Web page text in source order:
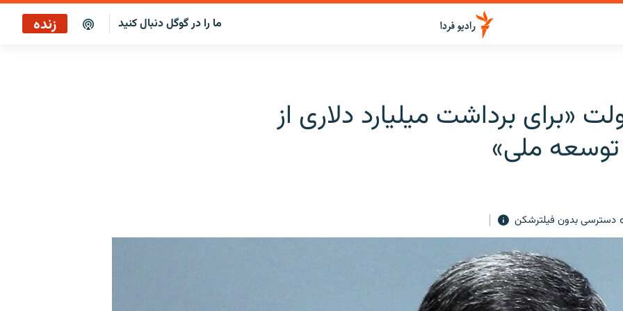
ما را در گوگل دنبال کنید زنده
«برای برداشت میلیارد دلاری از
ملی»
دسترسی بدون فیلترشکن